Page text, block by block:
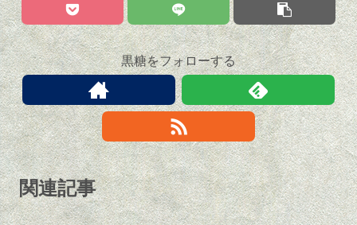
黒糖をフォローする
関連記事